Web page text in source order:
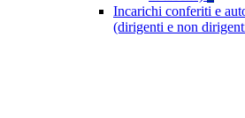
Incarichi conferiti e
(dirigenti e non